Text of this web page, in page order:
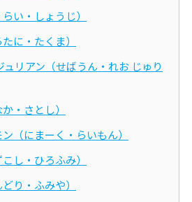
い・しょうじ）
に・たくま）
ュリアン（せばうん・れお じゅり
・さとし）
（にまーく・らいもん）
し・ひろふみ）
り・ふみや）